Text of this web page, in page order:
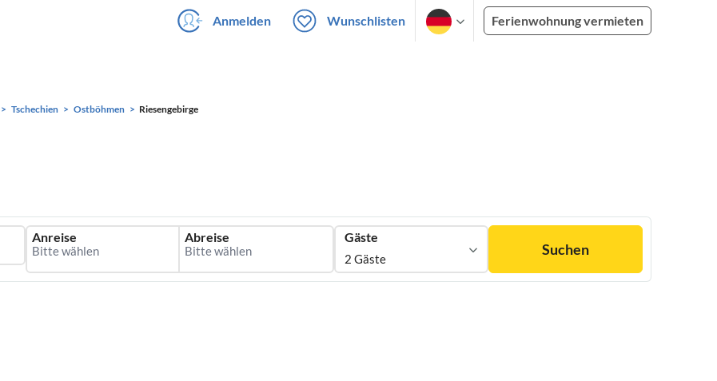
Anmelden Wunschlisten Ferienwohnung vermieten
Tschechien Ostböhmen Riesengebirge
Anreise Abreise Gäste
2 Gäste
Suchen